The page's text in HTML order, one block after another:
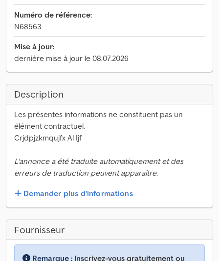
Numéro de référence:
N68563
Mise à jour:
dernière mise à jour le 08.07.2026
Description
Les présentes informations ne constituent pas un
élément contractuel.
Crjdpjzkmqujfx Al Ijf
L'annonce a été traduite automatiquement et des
erreurs de traduction peuvent apparaître.
Demander plus d'informations
Fournisseur
Remarque : Inscrivez-vous gratuitement ou